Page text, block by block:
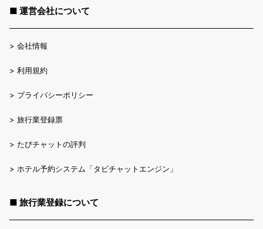
■ 運営会社について
> 会社情報
> 利用規約
> プライバシーポリシー
> 旅行業登録票
> たびチャットの評判
> ホテル予約システム「タビチャットエンジン」
■ 旅行業登録について